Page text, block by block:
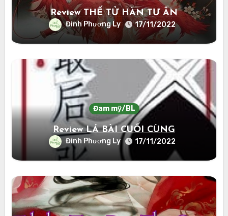
Review THẾ TỬ HÀN TƯ ÂN
Đinh Phương Ly 17/11/2022
Đam mỹ/BL
Review LÁ BÀI CUỐI CÙNG
Đinh Phương Ly 17/11/2022